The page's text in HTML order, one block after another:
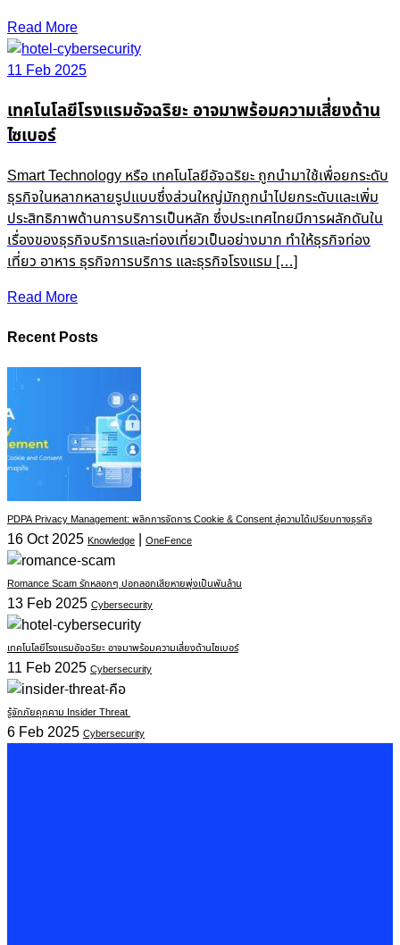
Read More
11 Feb 2025
เทคโนโลยีโรงแรมอัจฉริยะ อาจมาพร้อมความเสี่ยงด้าน
ไซเบอร์
Smart Technology หรือ เทคโนโลยีอัจฉริยะ ถูกนำมาใช้เพื่อยกระดับ
ธุรกิจในหลากหลายรูปแบบซึ่งส่วนใหญ่มักถูกนำไปยกระดับและเพิ่ม
ประสิทธิภาพด้านการบริการเป็นหลัก ซึ่งประเทศไทยมีการผลักดันใน
เรื่องของธุรกิจบริการและท่องเที่ยวเป็นอย่างมาก ทำให้ธุรกิจท่อง
เที่ยว อาหาร ธุรกิจการบริการ และธุรกิจโรงแรม […]
Read More
Recent Posts
PDPA Privacy Management: พลิกการจัดการ Cookie & Consent สู่ความได้เปรียบทางธุรกิจ
16 Oct 2025 Knowledge | OneFence
Romance Scam รักหลอกๆ ปอกลอกเสียหายพุ่งเป็นพันล้าน
13 Feb 2025 Cybersecurity
เทคโนโลยีโรงแรมอัจฉริยะ อาจมาพร้อมความเสี่ยงด้านไซเบอร์
11 Feb 2025 Cybersecurity
รู้จักภัยคุกคาม Insider Threat
6 Feb 2025 Cybersecurity